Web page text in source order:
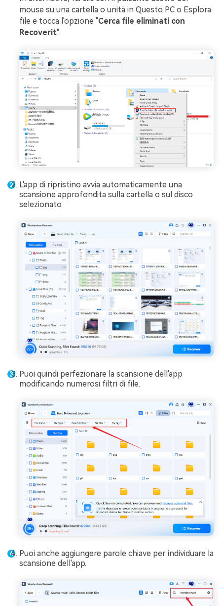
mouse su una cartella o unità in Questo PC o Esplora
file e tocca l'opzione "Cerca file eliminati con
Recoverit".
L'app di ripristino avvia automaticamente una
scansione approfondita sulla cartella o sul disco
selezionato.
Puoi quindi perfezionare la scansione dell'app
modificando numerosi filtri di file.
Puoi anche aggiungere parole chiave per individuare la
scansione dell'app.